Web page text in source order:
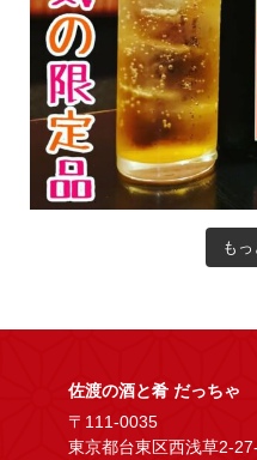
も
佐渡の酒と肴 だっちゃ
〒111-0035
東京都台東区西浅草2-